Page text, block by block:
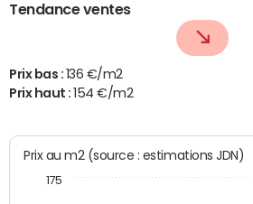
Tendance ventes
Prix bas : 136 €/m2
Prix haut : 154 €/m2
Prix au m2 (source : estimations JDN)
175